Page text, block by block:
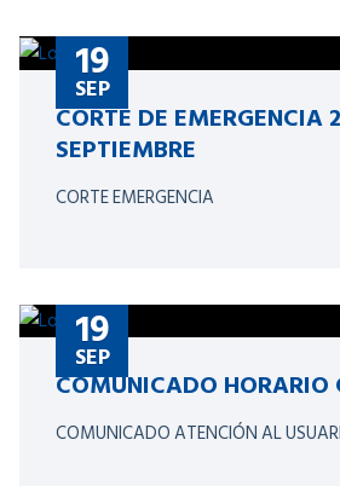
19
SEP
CORTE DE EMERGENCIA
SEPTIEMBRE
CORTE EMERGENCIA
19
SEP
COMUNICADO HORARIO
COMUNICADO ATENCIÓN AL